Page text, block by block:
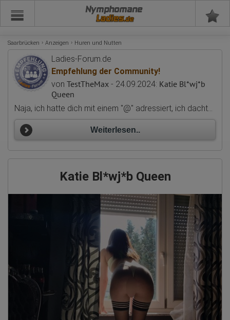
Nymphomane
Saarbrücken Anzeigen Huren und Nutten
Ladies-Forum.de
Empfehlung der Community!
von TestTheMax - 24.09.2024: Katie Bl*wj*b
Queen
Naja, ich hatte dich mit einem "@" adressiert, ich dachte du siehst das dann und habe die nicht-Reaktion als fehlendes Interesse gedeutet. Für's nächste Mal wissen wir es besser.:Wink: Aber ja, die Empfehlung ist weiterhin mehr als gerechtfertigt. :ThumbsUp:
Weiterlesen..
Katie Bl*wj*b Queen